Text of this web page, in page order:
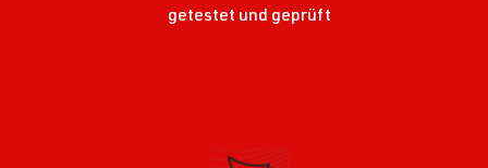
getestet und geprüft